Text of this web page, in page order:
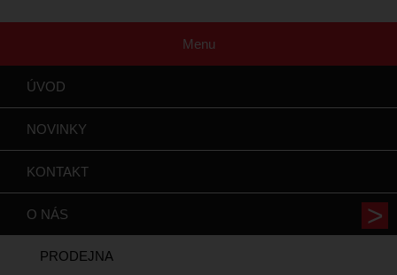
Menu
ÚVOD
NOVINKY
KONTAKT
O NÁS
PRODEJNA